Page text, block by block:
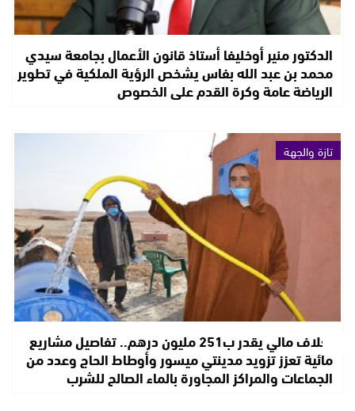
الدكتور منير أوخليفا أستاذ قانون الأعمال بجامعة سيدي
محمد بن عبد الله بفاس يشخص الرؤية الملكية في تطوير
الرياضة عامة وكرة القدم على الخصوص
تازة والجهة
بغلاف مالي يقدر ب251 مليون درهم.. تفاصيل مشاريع
مائية تعزز تزويد مدينتي ميسور وأوطاط الحاج وعدد من
الجماعات والمراكز المجاورة بالماء الصالح للشرب